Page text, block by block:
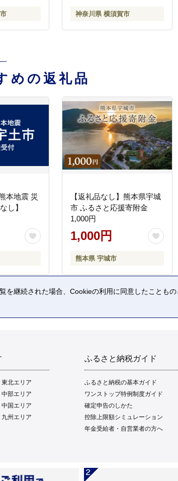
神奈川県 横須賀市
めの返礼品
本地震 災
し】
【返礼品なし】熊本県宇城
市 ふるさと応援寄附金
1,000円
1,000円
熊本県 宇城市
東北エリア
中部エリア
中国エリア
九州エリア
ふるさと納税ガイド
ふるさと納税の基本ガイド
ワンストップ特例制度ガイド
確定申告のしかた
控除上限額シミュレーション
年金受給者・自営業者の方へ
継続された場合、Cookieの利用に同意したこともの